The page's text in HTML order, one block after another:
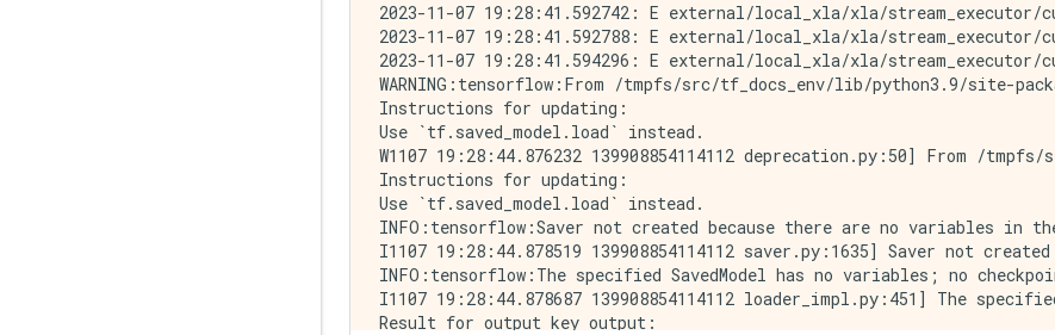
2023-11-07 19:28:41.592742: E external/local_xla/xla/
2023-11-07 19:28:41.592788: E external/local_xla/xla/
2023-11-07 19:28:41.594296: E external/local_xla/xla/
WARNING:tensorflow:From /tmpfs/src/tf_docs_env/lib/python3.9/site-
Instructions for updating:
Use `tf.saved_model.load` instead.
W1107 19:28:44.876232 139908854114112 deprecation.py:50] From /
Instructions for updating:
Use `tf.saved_model.load` instead.
INFO:tensorflow:Saver not created because there are no variables in
I1107 19:28:44.878519 139908854114112 saver.py:1635] Saver not
INFO:tensorflow:The specified SavedModel has no variables; no
I1107 19:28:44.878687 139908854114112 loader_impl.py:451] The
Result for output key output: